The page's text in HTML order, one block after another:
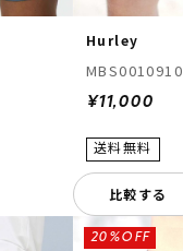
Hurley
MBS0010910
¥11,000
比較する
20%OFF